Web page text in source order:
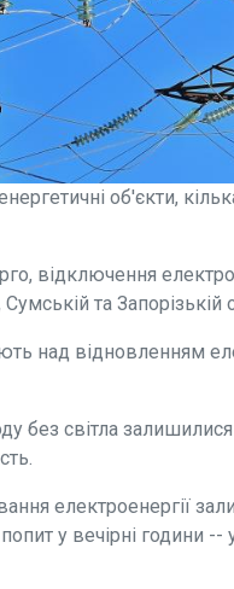
об'єкти,
відключення
та Запорізькій
над відновленням
без світла
електроенергії
у вечірні години